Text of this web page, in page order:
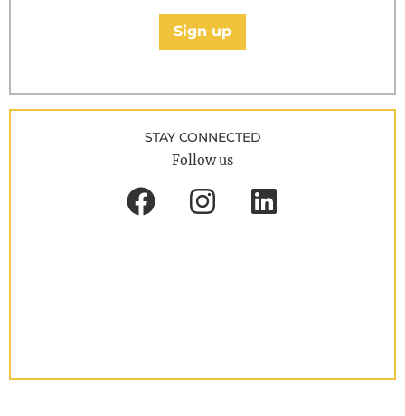
Sign up
STAY CONNECTED
Follow us